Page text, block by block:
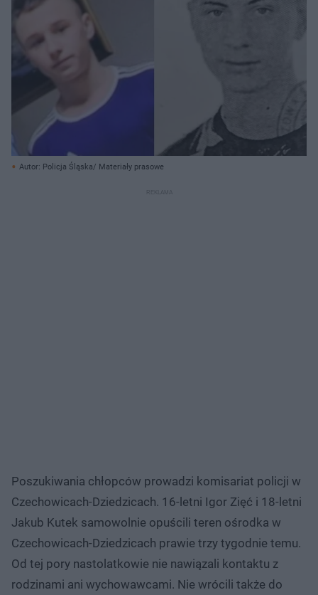
Autor: Policja Śląska/ Materiały prasowe
Poszukiwania chłopców prowadzi komisariat policji w
Czechowicach-Dziedzicach. 16-letni Igor Zięć i 18-letni
Jakub Kutek samowolnie opuścili teren ośrodka w
Czechowicach-Dziedzicach prawie trzy tygodnie temu.
Od tej pory nastolatkowie nie nawiązali kontaktu z
rodzinami ani wychowawcami. Nie wrócili także do